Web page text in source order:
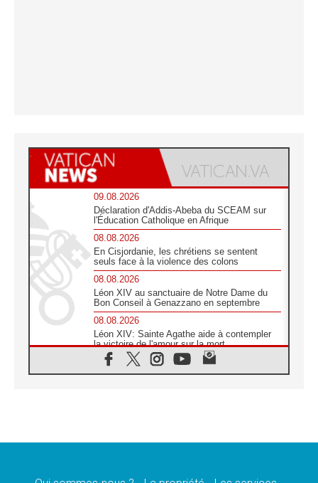
09.08.2026
Déclaration d'Addis-Abeba du SCEAM sur
l'Éducation Catholique en Afrique
08.08.2026
En Cisjordanie, les chrétiens se sentent
seuls face à la violence des colons
08.08.2026
Léon XIV au sanctuaire de Notre Dame du
Bon Conseil à Genazzano en septembre
08.08.2026
Léon XIV: Sainte Agathe aide à contempler
la victoire de l'amour sur la mort
08.08.2026
«Relancer l'empathie», le projet Triennal d'art
08.08.2026